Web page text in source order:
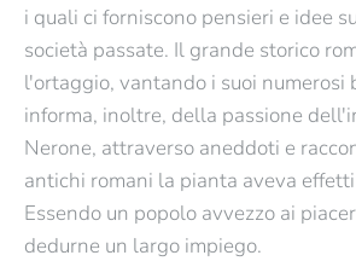
i quali ci forniscono pensieri e idee
società passate. Il grande storico
l'ortaggio, vantando i suoi numerosi
informa, inoltre, della passione
Nerone, attraverso aneddoti e
antichi romani la pianta aveva
Essendo un popolo avvezzo ai
dedurne un largo impiego.